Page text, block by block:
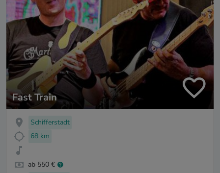
Fast Train
Schifferstadt
68 km
ab 550 €